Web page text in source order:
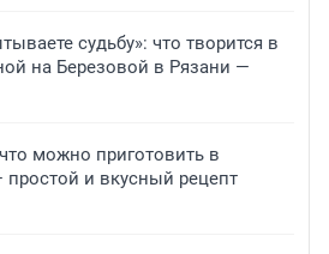
судьбу»: что творится в
на Березовой в Рязани —
можно приготовить в
и вкусный рецепт